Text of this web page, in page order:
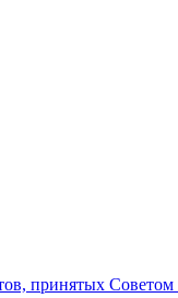
принятых Советом